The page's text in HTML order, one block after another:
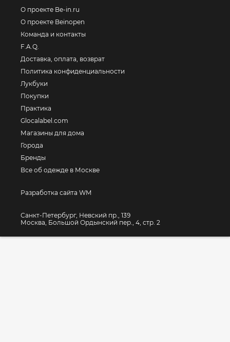
О проекте Be-in.ru
О проекте Beinopen
Команда и контакты
F.A.Q.
Доставка, оплата, возврат
Политика конфиденциальности
Лукбуки
Покупки
Практика
Glocalabel.com
Магазины для дома
Города
Бренды
Все об одежде в Москве
Разработка сайта WM
Санкт-Петербург, Невский пр., 139
Москва, Большой Ордынский пер., 4, стр. 2